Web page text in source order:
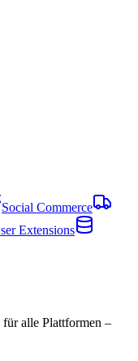
Social Commerce
Extensions
alle Plattformen –